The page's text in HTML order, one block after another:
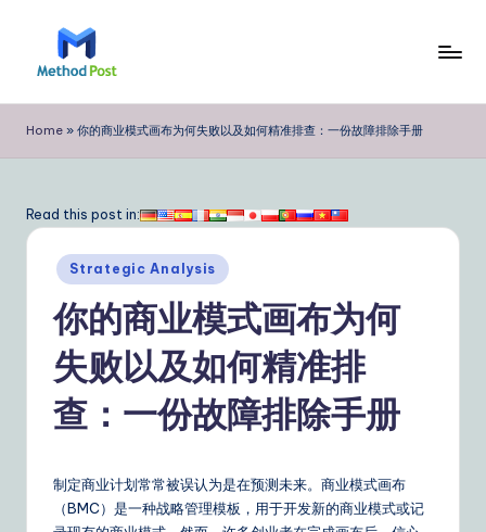
e
t
o
P
m
p
Home » 你的商业模式画布为何失败以及如何精准排查：一份故障排除手册
Read this post in:
Posted
in
Strategic Analysis
你的商业模式画布为何
失败以及如何精准排
查：一份故障排除手册
制定商业计划常常被误认为是在预测未来。商业模式画布
（BMC）是一种战略管理模板，用于开发新的商业模式或记